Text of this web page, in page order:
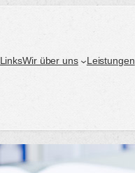
LinksWir über uns Leistungen